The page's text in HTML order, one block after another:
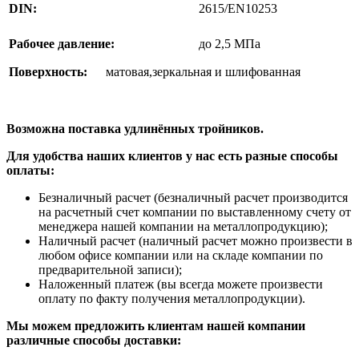
DIN: 2615/EN10253
Рабочее давление: до 2,5 МПа
Поверхность: матовая,зеркальная и шлифованная
Возможна поставка удлинённых тройников.
Для удобства наших клиентов у нас есть разные способы
оплаты:
Безналичный расчет (безналичный расчет производится
на расчетный счет компании по выставленному счету от
менеджера нашей компании на металлопродукцию);
Наличный расчет (наличный расчет можно произвести в
любом офисе компании или на складе компании по
предварительной записи);
Наложенный платеж (вы всегда можете произвести
оплату по факту получения металлопродукции).
Мы можем предложить клиентам нашей компании
различные способы доставки: